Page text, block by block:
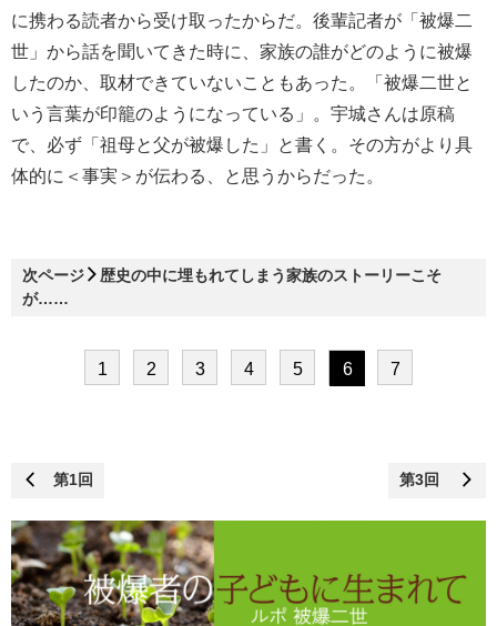
に携わる読者から受け取ったからだ。後輩記者が「被爆二
世」から話を聞いてきた時に、家族の誰がどのように被爆
したのか、取材できていないこともあった。「被爆二世と
いう言葉が印籠のようになっている」。宇城さんは原稿
で、必ず「祖母と父が被爆した」と書く。その方がより具
体的に＜事実＞が伝わる、と思うからだった。
次ページ
歴史の中に埋もれてしまう家族のストーリーこそ
が……
1 2 3 4 5 6 7
第1回 第3回